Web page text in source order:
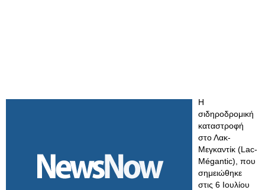
Η
σιδηροδρομική
καταστροφή
στο Λακ-
Μεγκαντίκ (Lac-
Mégantic), που
σημειώθηκε
στις 6 Ιουλίου